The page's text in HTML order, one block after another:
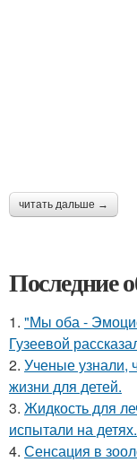
читать дальше →
Последние
1. "Мы оба -
Гузеевой
2. Ученые узнали,
жизни для детей.
3. Жидкость для
испытали на детях.
4. Сенсация в